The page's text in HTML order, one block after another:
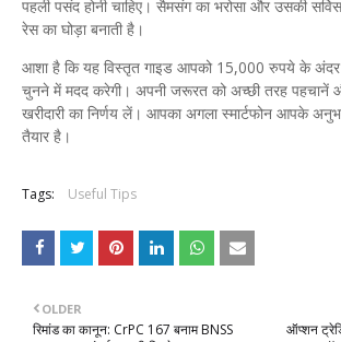
पहली पसंद होनी चाहिए। सैमसंग का भरोसा और उसकी
रेस का घोड़ा बनाती है।
​आशा है कि यह विस्तृत गाइड आपको 15,000 रुपये के
चुनने में मदद करेगी। अपनी जरूरत को अच्छी तरह पहचानें
खरीदारी का निर्णय लें। आपका अगला स्मार्टफोन आपके
तैयार है।
Tags: Useful Tips
ऑप्शन
OLDER
रिमांड का कानून: CrPC 167 बनाम BNSS